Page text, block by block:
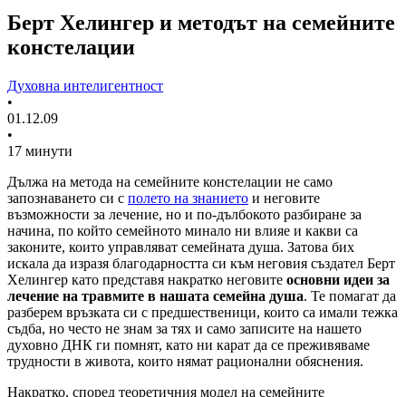
Берт Хелингер и методът на семейните
констелации
Духовна интелигентност
•
01.12.09
•
17 минути
Дължа на метода на семейните констелации не само
запознаването си с полето на знанието и неговите
възможности за лечение, но и по-дълбокото разбиране за
начина, по който семейното минало ни влияе и какви са
законите, които управляват семейната душа. Затова бих
искала да изразя благодарността си към неговия създател Берт
Хелингер като представя накратко неговите основни идеи за
лечение на травмите в нашата семейна душа. Те помагат да
разберем връзката си с предшественици, които са имали тежка
съдба, но често не знам за тях и само записите на нашето
духовно ДНК ги помнят, като ни карат да се преживяваме
трудности в живота, които нямат рационални обяснения.
Накратко, според теоретичния модел на семейните